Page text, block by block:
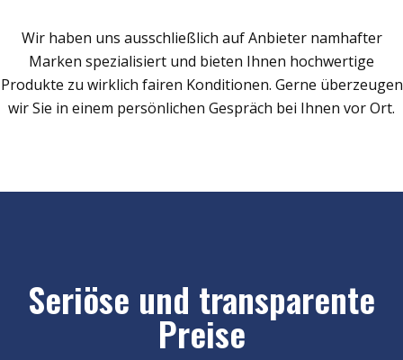
Wir haben uns ausschließlich auf Anbieter namhafter
Marken spezialisiert und bieten Ihnen hochwertige
Produkte zu wirklich fairen Konditionen. Gerne überzeugen
wir Sie in einem persönlichen Gespräch bei Ihnen vor Ort.
Seriöse und transparente
Preise